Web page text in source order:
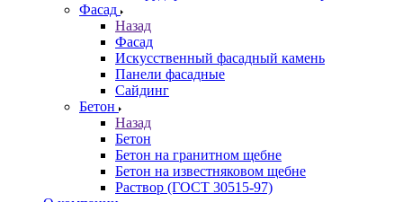
Фасад
Назад
Фасад
Искусственный фасадный камень
Панели фасадные
Сайдинг
Бетон
Назад
Бетон
Бетон на гранитном щебне
Бетон на известняковом щебне
Раствор (ГОСТ 30515-97)